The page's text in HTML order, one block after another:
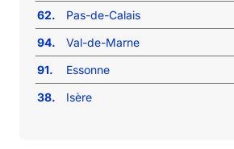
62.
Pas-de-Calais
94.
Val-de-Marne
91.
Essonne
38.
Isère